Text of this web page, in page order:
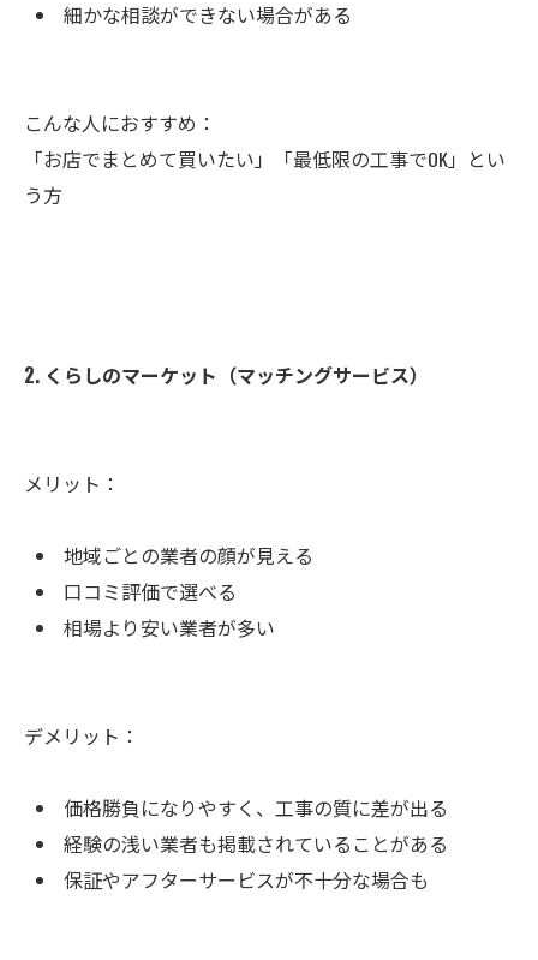
細かな相談ができない場合がある
こんな人におすすめ：
「お店でまとめて買いたい」「最低限の工事でOK」とい
う方
2. くらしのマーケット（マッチングサービス）
メリット：
地域ごとの業者の顔が見える
口コミ評価で選べる
相場より安い業者が多い
デメリット：
価格勝負になりやすく、工事の質に差が出る
経験の浅い業者も掲載されていることがある
保証やアフターサービスが不十分な場合も